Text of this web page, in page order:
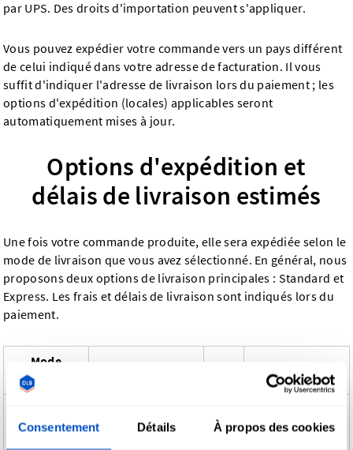
Consentement Détails À propos des cookies
par UPS. Des droits d'importation peuvent s'appliquer.
Vous pouvez expédier votre commande vers un pays différent
de celui indiqué dans votre adresse de facturation. Il vous
suffit d'indiquer l'adresse de livraison lors du paiement ; les
options d'expédition (locales) applicables seront
automatiquement mises à jour.
Options d'expédition et
délais de livraison estimés
Une fois votre commande produite, elle sera expédiée selon le
mode de livraison que vous avez sélectionné. En général, nous
proposons deux options de livraison principales : Standard et
Express. Les frais et délais de livraison sont indiqués lors du
paiement.
Mode
d'expédition
Coût
standard
livraison plus
lente
Oui Faible